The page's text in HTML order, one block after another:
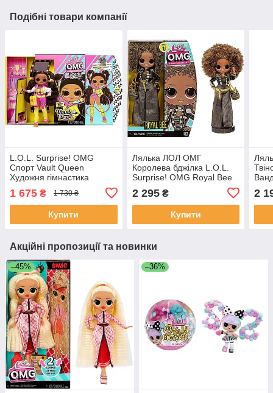
Подібні товари компанії
L.O.L. Surprise! OMG
Спорт Vault Queen
Художня гімнастика
1 675 ₴ 1 730 ₴
Купити
Лялька ЛОЛ ОМГ
Королева бджілка L.O.L.
Surprise! OMG Royal Bee
2 295₴
Купити
2
Акційні пропозиції та новинки
–45% –36%